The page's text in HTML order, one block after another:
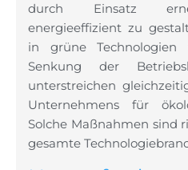
durch Einsatz
energieeffizient zu
in grüne
Senkung der
unterstreichen
Unternehmens für
Solche Maßnahmen sind
gesamte